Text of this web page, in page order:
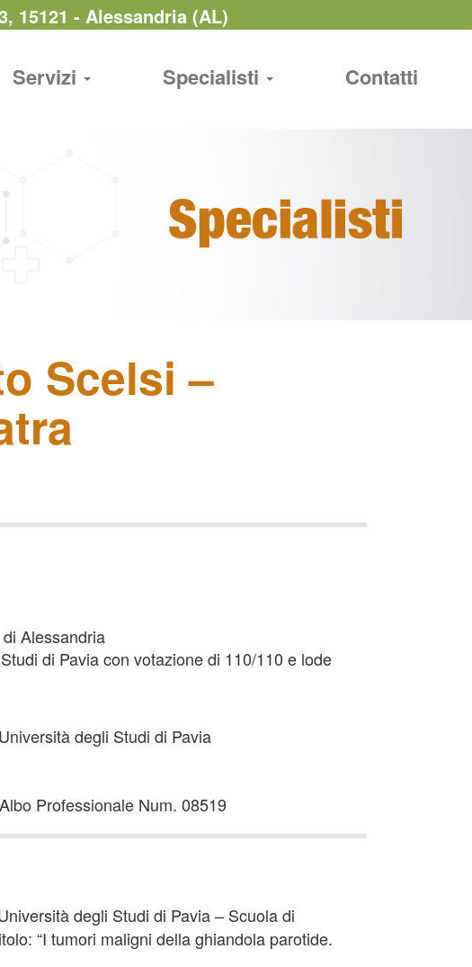
15121 - Alessandria (AL)
Servizi Specialisti Contatti
Scelsi –
Alessandria
di Pavia con votazione di 110/110 e lode
degli Studi di Pavia
Professionale Num. 08519
degli Studi di Pavia – Scuola di
“I tumori maligni della ghiandola parotide.